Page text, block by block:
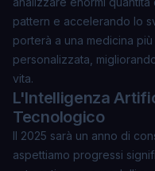
pattern e accelerando lo
porterà a una medicina
personalizzata,
vita.
L'Intelligenza
Tecnologico
Il 2025 sarà un anno di
aspettiamo progressi